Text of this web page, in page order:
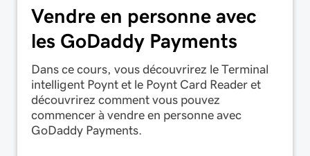
Vendre en personne avec
les GoDaddy Payments
Dans ce cours, vous découvrirez le Terminal
intelligent Poynt et le Poynt Card Reader et
découvrirez comment vous pouvez
commencer à vendre en personne avec
GoDaddy Payments.